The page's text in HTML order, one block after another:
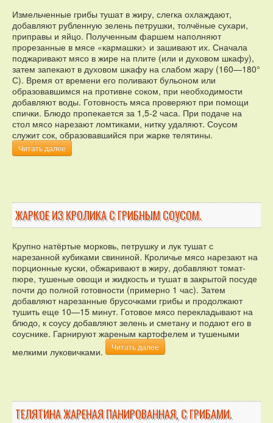
Измельченные грибы тушат в жиру, слегка охлаждают,
добавляют рубленную зелень петрушки, толчёные сухари,
приправы и яйцо. Полученным фаршем наполняют
прорезанные в мясе «кармашки> и зашивают их. Сначала
поджаривают мясо в жире на плите (или и духовом шкафу),
затем запекают в духовом шкафу на слабом жару (160—180°
С). Время от времени его поливают бульоном или
образовавшимся на противне соком, при необходимости
добавляют воды. Готовность мяса проверяют при помощи
спички. Блюдо пропекается за 1,5-2 часа. При подаче на
стол мясо нарезают ломтиками, нитку удаляют. Соусом
служит сок, образовавшийся при жарке телятины.
Читать далее
ЖАРКОЕ ИЗ КРОЛИКА С ГРИБНЫМ СОУСОМ.
Крупно натёртые морковь, петрушку и лук тушат с
нарезанной кубиками свининой. Кроличье мясо нарезают на
порционные куски, обжаривают в жиру, добавляют томат-
пюре, тушеные овощи и жидкость и тушат в закрытой посуде
почти до полной готовности (примерно 1 час). Затем
добавляют нарезанные брусочками грибы и продолжают
тушить еще 10—15 минут. Готовое мясо перекладывают на
блюдо, к соусу добавляют зелень и сметану и подают его в
соуснике. Гарнируют жареным картофелем и тушеными
мелкими луковичками.
Читать далее
ТЕЛЯТИНА ЖАРЕНАЯ ПАНИРОВАННАЯ, С ГРИБАМИ.